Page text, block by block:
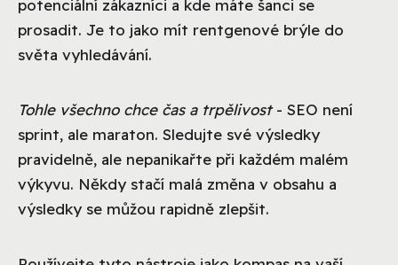
potenciální zákazníci a kde máte šanci se
prosadit. Je to jako mít rentgenové brýle do
světa vyhledávání.
Tohle všechno chce čas a trpělivost- SEO není
sprint, ale maraton. Sledujte své výsledky
pravidelně, ale nepanikařte při každém malém
výkyvu. Někdy stačí malá změna v obsahu a
výsledky se můžou rapidně zlepšit.